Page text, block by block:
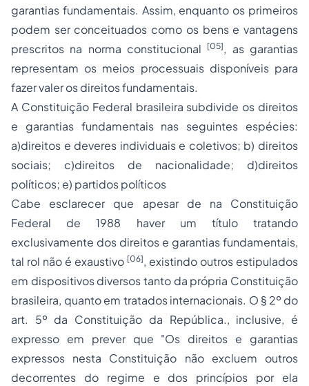
garantias fundamentais. Assim, enquanto os primeiros
podem ser conceituados como os bens e vantagens
prescritos na norma constitucional
[05], as garantias
representam os meios processuais disponíveis para
fazer valer os direitos fundamentais.
A Constituição Federal brasileira subdivide os direitos
e garantias fundamentais nas seguintes espécies:
a)direitos e deveres individuais e coletivos; b) direitos
sociais; c)direitos de nacionalidade; d)direitos
políticos; e) partidos políticos
Cabe esclarecer que apesar de na Constituição
Federal de 1988 haver um título tratando
exclusivamente dos direitos e garantias fundamentais,
tal rol não é exaustivo [06], existindo outros estipulados
em dispositivos diversos tanto da própria Constituição
brasileira, quanto em tratados internacionais. O § 2º do
art. 5º da Constituição da República., inclusive, é
expresso em prever que "Os direitos e garantias
expressos nesta Constituição não excluem outros
decorrentes do regime e dos princípios por ela